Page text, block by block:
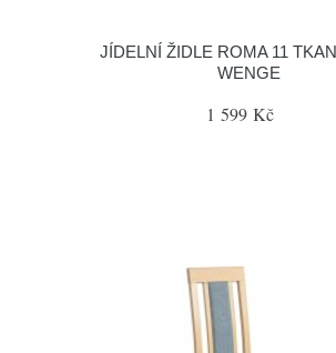
JÍDELNÍ ŽIDLE ROMA 11
WENGE
1 599 Kč